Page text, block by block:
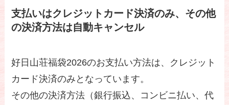
支払いはクレジットカード決済のみ、その他
の決済方法は自動キャンセル
好日山荘福袋2026のお支払い方法は、クレジット
カード決済のみとなっています。
その他の決済方法（銀行振込、コンビニ払い、代